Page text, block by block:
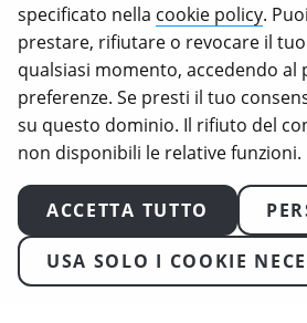
Animal Equality, Love Veg e
registrati di Animal Equality.
2026Animal Equality. Tutti i diritti
specificato nella cookie policy.
prestare, rifiutare o revocare il
qualsiasi momento, accedendo al
preferenze. Se presti il tuo
su questo dominio. Il rifiuto del
non disponibili le relative funzioni.
ACCETTA TUTTO
USA SOLO I COOKIE